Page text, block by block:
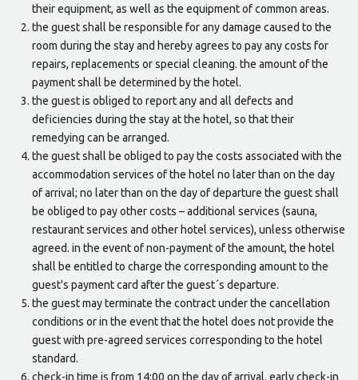
their equipment, as well as the equipment of common areas.
the guest shall be responsible for any damage caused to the
room during the stay and hereby agrees to pay any costs for
repairs, replacements or special cleaning. the amount of the
payment shall be determined by the hotel.
the guest is obliged to report any and all defects and
deficiencies during the stay at the hotel, so that their
remedying can be arranged.
the guest shall be obliged to pay the costs associated with the
accommodation services of the hotel no later than on the day
of arrival; no later than on the day of departure the guest shall
be obliged to pay other costs – additional services (sauna,
restaurant services and other hotel services), unless otherwise
agreed. in the event of non-payment of the amount, the hotel
shall be entitled to charge the corresponding amount to the
guest's payment card after the guest´s departure.
the guest may terminate the contract under the cancellation
conditions or in the event that the hotel does not provide the
guest with pre-agreed services corresponding to the hotel
standard.
check-in time is from 14:00 on the day of arrival. early check-in